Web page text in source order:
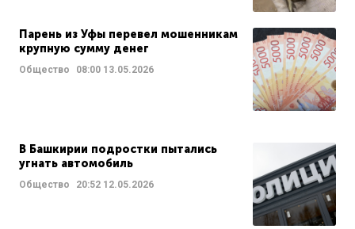
Парень из Уфы перевел мошенникам
крупную сумму денег
Общество 08:00 13.05.2026
В Башкирии подростки пытались
угнать автомобиль
Общество 20:52 12.05.2026